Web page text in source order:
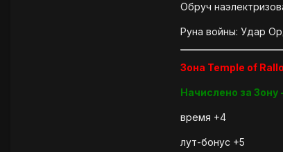
Обруч
Руна войны: Удар
Зона Temple of
Начислено за Зону
время +4
лут-бонус +5